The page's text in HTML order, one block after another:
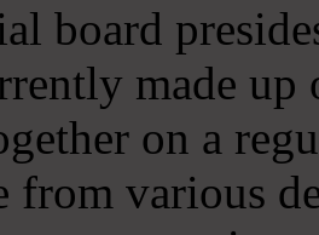
board
made
on a
from various